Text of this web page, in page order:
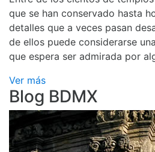
que se han conservado hasta
detalles que a veces pasan
de ellos puede considerarse
que espera ser admirada por
Ver más
Blog BDMX